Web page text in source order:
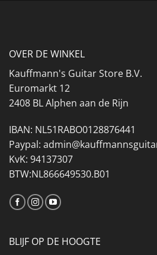
OVER DE WINKEL
Kauffmann's Guitar Store B.V.
Euromarkt 12
2408 BL Alphen aan de Rijn
IBAN: NL51RABO0128876441
Paypal:
KvK: 94137307
BTW:NL866649530.B01
BLIJF OP DE HOOGTE